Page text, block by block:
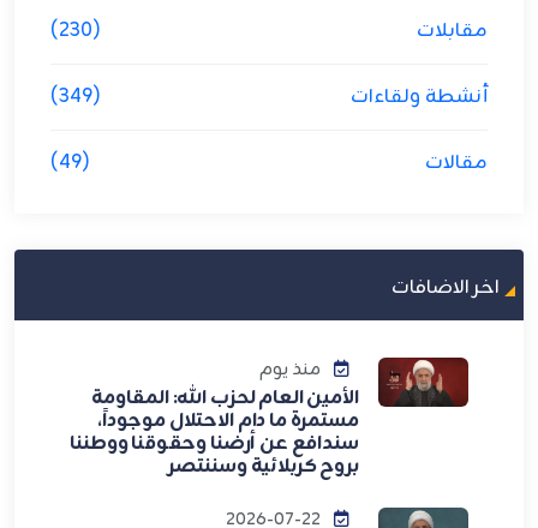
مقابلات (230)
أنشطة ولقاءات (349)
مقالات (49)
اخر الاضافات
منذ يوم
الأمين العام لحزب الله: المقاومة
مستمرة ما دام الاحتلال موجوداً،
سندافع عن أرضنا وحقوقنا ووطننا
بروح كربلائية وسننتصر